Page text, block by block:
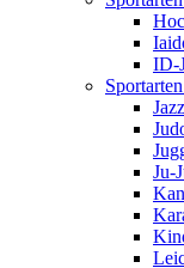
ID-
Ju-